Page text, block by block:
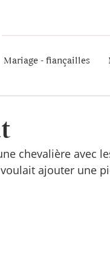
Mariage - fiançailles
chevalière avec
ajouter une